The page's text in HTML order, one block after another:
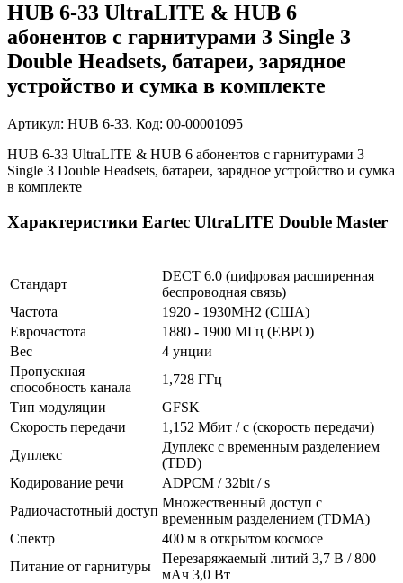
HUB 6-33 UltraLITE & HUB 6
абонентов с гарнитурами 3 Single 3
Double Headsets, батареи, зарядное
устройство и сумка в комплекте
Артикул: HUB 6-33. Код: 00-00001095
HUB 6-33 UltraLITE & HUB 6 абонентов с гарнитурами 3
Single 3 Double Headsets, батареи, зарядное устройство и сумка
в комплекте
Характеристики Eartec UltraLITE Double Master
Стандарт
DECT 6.0 (цифровая расширенная
беспроводная связь)
Частота
1920 - 1930MH2 (США)
Еврочастота
1880 - 1900 МГц (ЕВРО)
Вес
4 унции
Пропускная
способность канала
1,728 ГГц
Тип модуляции
GFSK
Скорость передачи
1,152 Мбит / с (скорость передачи)
Дуплекс
Дуплекс с временным разделением
(TDD)
Кодирование речи
ADPCM / 32bit / s
Радиочастотный доступ
Множественный доступ с
временным разделением (TDMA)
Спектр
400 м в открытом космосе
Питание от гарнитуры
Перезаряжаемый литий 3,7 В / 800
мАч 3,0 Вт